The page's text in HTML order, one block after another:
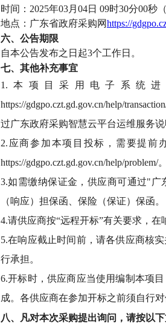
时间： 2025年03月04日 09时30分00秒
地点：广东省政府采购网https://
六、 公告期限
自本公告发布之日起3个工作日。
七、 其他补充事宜
1.本项目采用电子系统
https://gdgpo.czt.gd.gov.cn/help/
过广东政府采购智慧云平台运维服务
2.应商参加本项目投标，需要提前
https://gdgpo.czt.gd.gov.cn/help/problem/。
3.如需缴纳保证金，供应商可通过"广
（响应）担保函、保险（保证）保函。
4.请供应商按“远程开标”有关要求，
5.在响应截止时间前，请各供应商核
行承担。
6.开标时，供应商应当使用编制本项
成。各供应商在参加开标之前须自行
八、凡对本次采购提出询问，请按以